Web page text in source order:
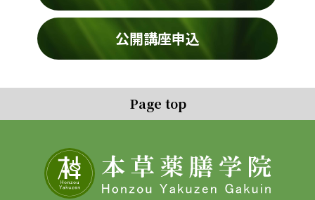
公開講座申込
Page top